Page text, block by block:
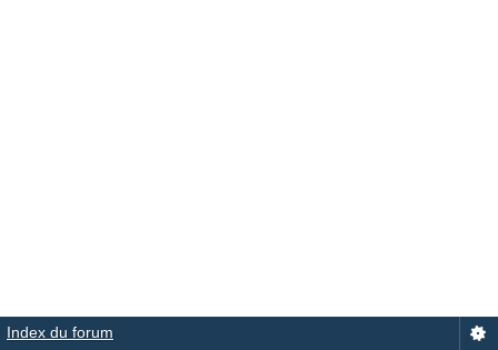
Index du forum